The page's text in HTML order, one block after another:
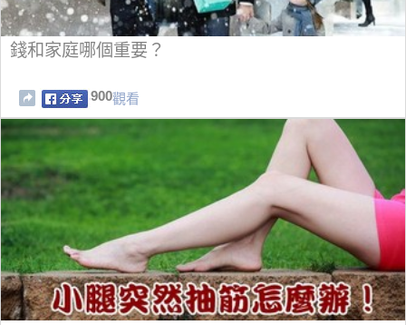
錢和家庭哪個重要？
900觀看